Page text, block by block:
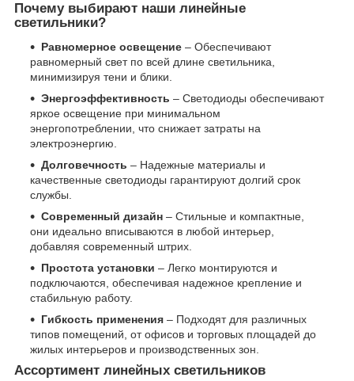
Почему выбирают наши линейные
светильники?
Равномерное освещение – Обеспечивают
равномерный свет по всей длине светильника,
минимизируя тени и блики.
Энергоэффективность – Светодиоды обеспечивают
яркое освещение при минимальном
энергопотреблении, что снижает затраты на
электроэнергию.
Долговечность – Надежные материалы и
качественные светодиоды гарантируют долгий срок
службы.
Современный дизайн – Стильные и компактные,
они идеально вписываются в любой интерьер,
добавляя современный штрих.
Простота установки – Легко монтируются и
подключаются, обеспечивая надежное крепление и
стабильную работу.
Гибкость применения – Подходят для различных
типов помещений, от офисов и торговых площадей до
жилых интерьеров и производственных зон.
Ассортимент линейных светильников